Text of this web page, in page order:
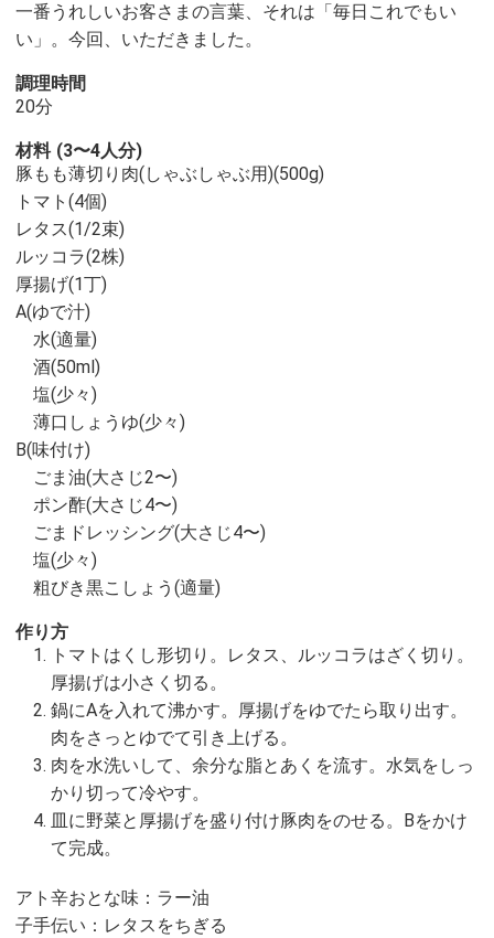
一番うれしいお客さまの言葉、それは「毎日これでもい
い」。今回、いただきました。
調理時間
20分
材料 (3〜4人分)
豚もも薄切り肉(しゃぶしゃぶ用)(500g)
トマト(4個)
レタス(1/2束)
ルッコラ(2株)
厚揚げ(1丁)
A(ゆで汁)
水(適量)
酒(50ml)
塩(少々)
薄口しょうゆ(少々)
B(味付け)
ごま油(大さじ2〜)
ポン酢(大さじ4〜)
ごまドレッシング(大さじ4〜)
塩(少々)
粗びき黒こしょう(適量)
作り方
トマトはくし形切り。レタス、ルッコラはざく切り。
厚揚げは小さく切る。
鍋にAを入れて沸かす。厚揚げをゆでたら取り出す。
肉をさっとゆでて引き上げる。
肉を水洗いして、余分な脂とあくを流す。水気をしっ
かり切って冷やす。
皿に野菜と厚揚げを盛り付け豚肉をのせる。Bをかけ
て完成。
アト辛おとな味：ラー油
子手伝い：レタスをちぎる